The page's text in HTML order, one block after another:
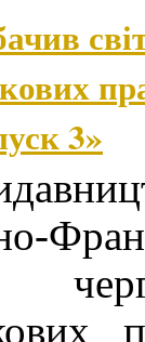
3»